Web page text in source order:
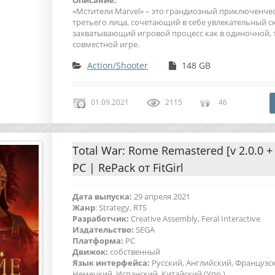
«Мстители Marvel» – это грандиозный
третьего лица, сочетающий в себе увлекательный
захватывающий игровой процесс как в одиночной,
совместной игре.
Action/Shooter 148 GB
01.09.2021 2115 46
Total War: Rome Remastered [v 2.0.0 +
PC | RePack от FitGirl
Дата выпуска: 29 апреля 2021
Жанр: Strategy, RTS
Разработчик: Creative Assembly, Feral Interactive
Издательство: SEGA
Платформа: PC
Движок: собственный
Язык интерфейса: Русский, Английский,